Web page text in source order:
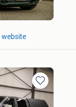
website
Bewaren
in